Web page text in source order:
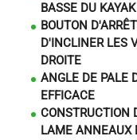
BASSE DU KAYAK
BOUTON
D'INCLINER LES
DROITE
ANGLE DE PALE
EFFICACE
CONSTRUCTION
LAME ANNEAUX